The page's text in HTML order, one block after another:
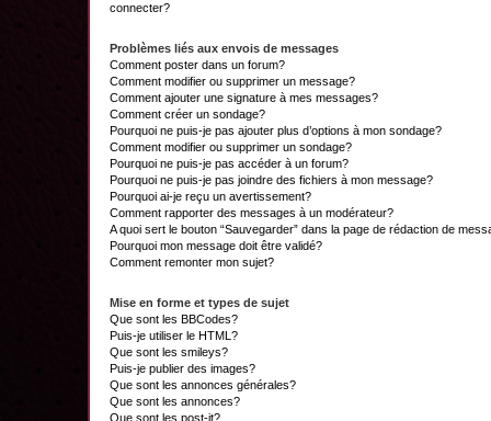
connecter?
Problèmes liés aux envois de messages
Comment poster dans un forum?
Comment modifier ou supprimer un message?
Comment ajouter une signature à mes messages?
Comment créer un sondage?
Pourquoi ne puis-je pas ajouter plus d’options à mon sondage?
Comment modifier ou supprimer un sondage?
Pourquoi ne puis-je pas accéder à un forum?
Pourquoi ne puis-je pas joindre des fichiers à mon message?
Pourquoi ai-je reçu un avertissement?
Comment rapporter des messages à un modérateur?
A quoi sert le bouton “Sauvegarder” dans la page de rédaction de
Pourquoi mon message doit être validé?
Comment remonter mon sujet?
Mise en forme et types de sujet
Que sont les BBCodes?
Puis-je utiliser le HTML?
Que sont les smileys?
Puis-je publier des images?
Que sont les annonces générales?
Que sont les annonces?
Que sont les post-it?